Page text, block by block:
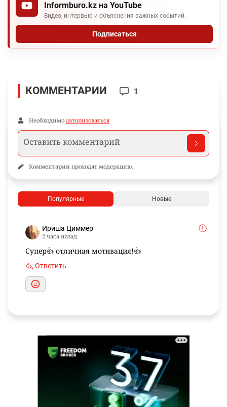
Informburo.kz на YouTube
Видео, интервью и объяснения важных событий.
Подписаться
КОММЕНТАРИИ 1
Необходимо авторизоваться
Комментарии проходят модерацию.
Популярные Новые
Ириша Циммер
2 часа назад
Супер👍 отличная мотивация!👍
Ответить